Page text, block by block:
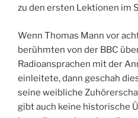
zu den ersten Lektionen im
Wenn Thomas Mann vor
berühmten von der BBC
Radioansprachen mit der
einleitete, dann geschah
seine weibliche
gibt auch keine historische